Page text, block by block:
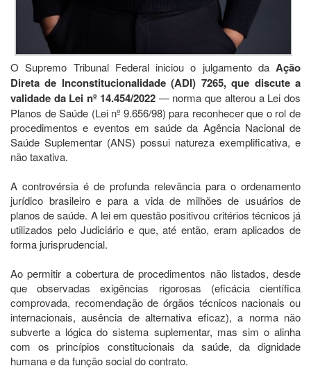
O Supremo Tribunal Federal iniciou o julgamento da Ação
Direta de Inconstitucionalidade (ADI) 7265, que discute a
validade da Lei nº 14.454/2022— norma que alterou a Lei dos
Planos de Saúde (Lei nº 9.656/98) para reconhecer que o rol de
procedimentos e eventos em saúde da Agência Nacional de
Saúde Suplementar (ANS) possui natureza exemplificativa, e
não taxativa.
A controvérsia é de profunda relevância para o ordenamento
jurídico brasileiro e para a vida de milhões de usuários de
planos de saúde. A lei em questão positivou critérios técnicos já
utilizados pelo Judiciário e que, até então, eram aplicados de
forma jurisprudencial.
Ao permitir a cobertura de procedimentos não listados, desde
que observadas exigências rigorosas (eficácia científica
comprovada, recomendação de órgãos técnicos nacionais ou
internacionais, ausência de alternativa eficaz), a norma não
subverte a lógica do sistema suplementar, mas sim o alinha
com os princípios constitucionais da saúde, da dignidade
humana e da função social do contrato.